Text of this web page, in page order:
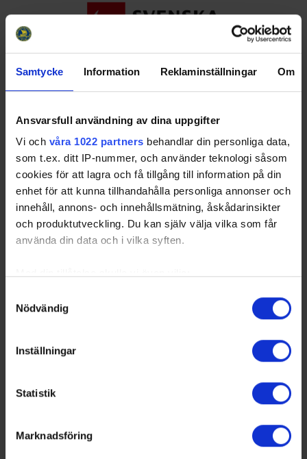
Samtycke Information Reklaminställningar Om
Ansvarsfull användning av dina uppgifter
Vi och våra 1022 partners behandlar din personliga data,
som t.ex. ditt IP-nummer, och använder teknologi såsom
cookies för att lagra och få tillgång till information på din
enhet för att kunna tillhandahålla personliga annonser och
innehåll, annons- och innehållsmätning, åskådarinsikter
och produktutveckling. Du kan själv välja vilka som får
använda din data och i vilka syften.
som kan ha en noggrannhet på upp till flera meter
Ta reda på mer om hur dina personliga uppgifter
Du kan ändra eller dra tillbaka ditt samtycke när som
Vi använder enhetsidentifierare för att anpassa innehållet
Nödvändig
Inställningar
Statistik
Marknadsföring
Officiella partners
Partners Norrbottens ishockeyförbund